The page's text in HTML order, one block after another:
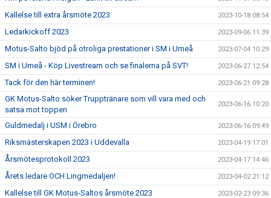
Kallelse till extra årsmöte 2023 2023-10-18 08:54
Ledarkickoff 2023 2023-09-06 11:39
Motus-Salto bjöd på otroliga prestationer i SM i Umeå 2023-07-04 10:29
SM i Umeå - Köp Livestream och se finalerna på SVT! 2023-06-27 12:54
Tack för den här terminen! 2023-06-21 09:28
GK Motus-Salto söker Trupptränare som vill vara med och
satsa mot toppen
2023-06-16 10:20
Guldmedalj i USM i Örebro 2023-06-16 09:49
Riksmästerskapen 2023 i Uddevalla 2023-04-19 17:01
Årsmötesprotokoll 2023 2023-04-17 14:46
Årets ledare OCH Lingmedaljen! 2023-04-02 21:12
Kallelse till GK Motus-Saltos årsmöte 2023 2023-02-23 09:36